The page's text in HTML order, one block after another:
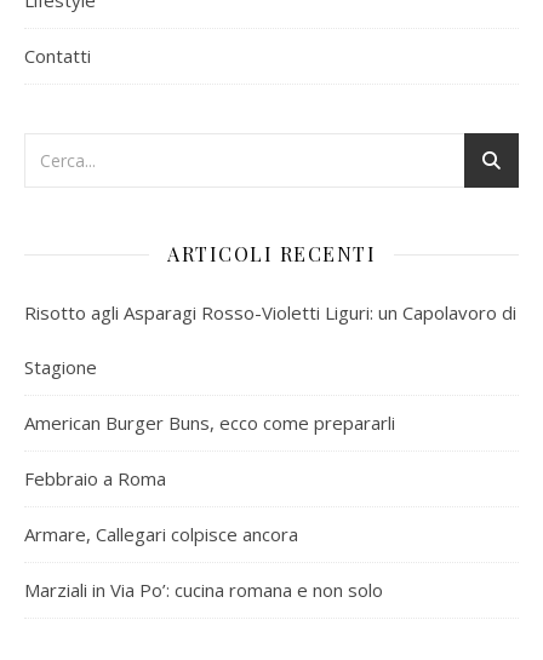
Contatti
ARTICOLI RECENTI
Risotto agli Asparagi Rosso-Violetti Liguri: un Capolavoro di
Stagione
American Burger Buns, ecco come prepararli
Febbraio a Roma
Armare, Callegari colpisce ancora
Marziali in Via Po’: cucina romana e non solo